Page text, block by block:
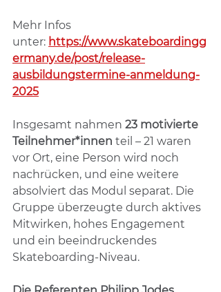
Mehr Infos
unter: https://www.skateboardingg
ermany.de/post/release-
ausbildungstermine-anmeldung-
2025
Insgesamt nahmen 23 motivierte
Teilnehmer*innen teil – 21 waren
vor Ort, eine Person wird noch
nachrücken, und eine weitere
absolviert das Modul separat. Die
Gruppe überzeugte durch aktives
Mitwirken, hohes Engagement
und ein beeindruckendes
Skateboarding-Niveau.